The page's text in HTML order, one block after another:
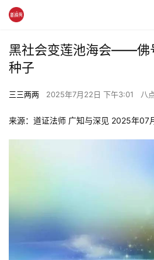
黑社会变莲池海会——佛
种子
三三两两 2025年7月22日 下午3:01 八
来源：道证法师 广知与深见 2025年07